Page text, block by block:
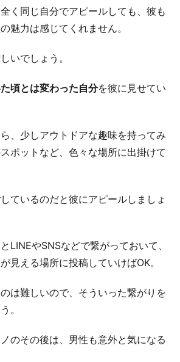
く同じ自分でアピールしても、彼も
魅力は感じてくれません。
いでしょう。
頃とは変わった自分を彼に見せてい
、少しアウトドアな趣味を持ってみ
ポットなど、色々な場所に出掛けて
ているのだと彼にアピールしましょ
LINEやSNSなどで繋がっておいて、
見える場所に投稿していけばOK。
は難しいので、そういった繋がりを
。
のその後は、男性も意外と気になる